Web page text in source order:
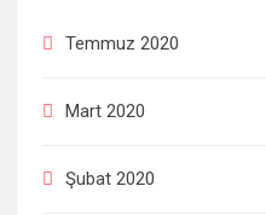
Temmuz 2020
Mart 2020
Şubat 2020